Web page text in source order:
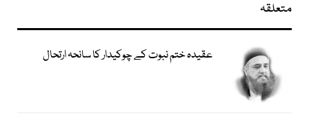
متعلقہ
عقیدہ ختم نبوت کے چوکیدار کا سانحہ ارتحال